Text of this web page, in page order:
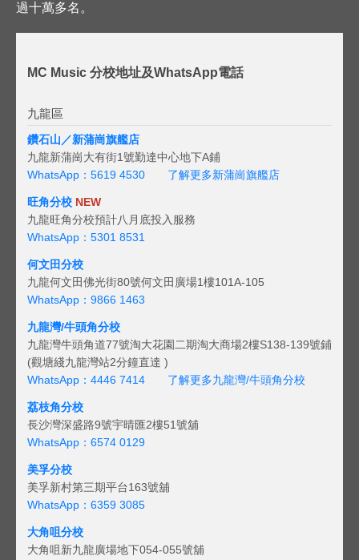
過十萬多名。
MC Music 分校地址及WhatsApp電話
九龍區
鑽石山／新蒲崗旗艦店
九龍新蒲崗大有街1號勤達中心地下A鋪
WhatsApp：5619 4530
了解更多新蒲崗旗艦店
旺角分校 NEW
九龍旺角分校預計八月底投入服務
WhatsApp：5301 8531
何文田分校
九龍何文田佛光街80號何文田廣場1樓101A-105
WhatsApp：9866 1463
九龍灣/牛頭角分校
九龍灣牛頭角道77號淘大花園二期淘大商場2樓S138-139號鋪
(觀塘綫九龍灣站2分鐘直達 )
WhatsApp：4446 7414
了解更多九龍灣/牛頭角分校
荔枝角分校
長沙灣深盛路9號宇晴匯2樓51號舖
WhatsApp：6574 0129
美孚分校
美孚新村第三期平台163號舖
WhatsApp：6359 3085
大角咀分校
大角咀新九龍廣場地下054-055號舖